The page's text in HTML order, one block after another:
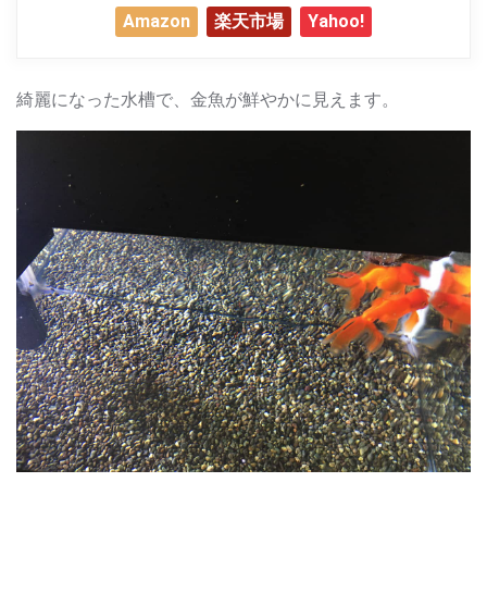
Amazon 楽天市場 Yahoo!
綺麗になった水槽で、金魚が鮮やかに見えます。